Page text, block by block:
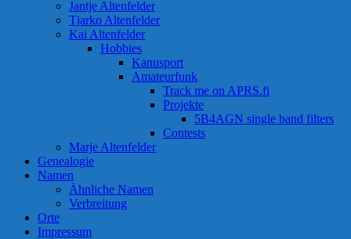
Jantje Altenfelder
Tjarko Altenfelder
Kai Altenfelder
Hobbies
Kanusport
Amateurfunk
Track me on APRS.fi
Projekte
5B4AGN single band filters
Contests
Marje Altenfelder
Genealogie
Namen
Ähnliche Namen
Verbreitung
Orte
Impressum